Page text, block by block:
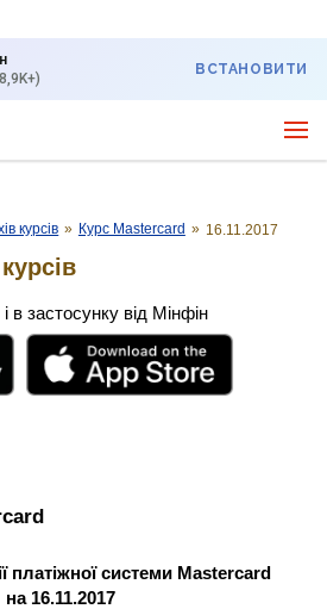
ВСТАНОВИТИ
курсів » Курс Mastercard » 16.11.2017
в застосунку від Мінфін
платіжної системи Mastercard
на 16.11.2017